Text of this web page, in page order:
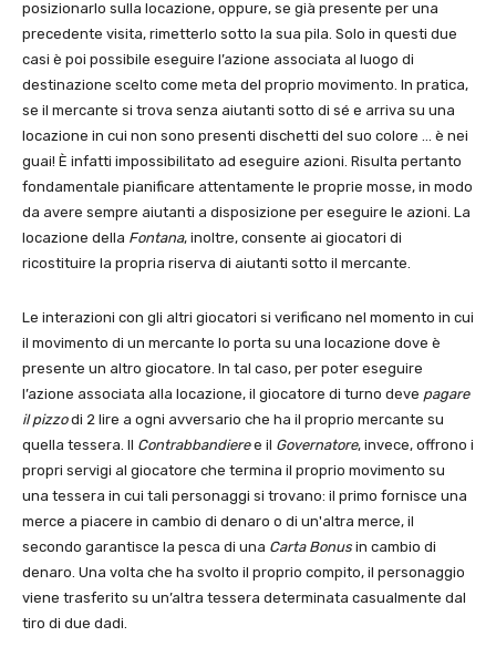
posizionarlo sulla locazione, oppure, se già presente per una
precedente visita, rimetterlo sotto la sua pila. Solo in questi due
casi è poi possibile eseguire l’azione associata al luogo di
destinazione scelto come meta del proprio movimento. In pratica,
se il mercante si trova senza aiutanti sotto di sé e arriva su una
locazione in cui non sono presenti dischetti del suo colore … è nei
guai! È infatti impossibilitato ad eseguire azioni. Risulta pertanto
fondamentale pianificare attentamente le proprie mosse, in modo
da avere sempre aiutanti a disposizione per eseguire le azioni. La
locazione della Fontana, inoltre, consente ai giocatori di
ricostituire la propria riserva di aiutanti sotto il mercante.
Le interazioni con gli altri giocatori si verificano nel momento in cui
il movimento di un mercante lo porta su una locazione dove è
presente un altro giocatore. In tal caso, per poter eseguire
l’azione associata alla locazione, il giocatore di turno deve pagare
il pizzodi 2 lire a ogni avversario che ha il proprio mercante su
quella tessera. Il Contrabbandieree il Governatore, invece, offrono i
propri servigi al giocatore che termina il proprio movimento su
una tessera in cui tali personaggi si trovano: il primo fornisce una
merce a piacere in cambio di denaro o di un'altra merce, il
secondo garantisce la pesca di una Carta Bonus in cambio di
denaro. Una volta che ha svolto il proprio compito, il personaggio
viene trasferito su un’altra tessera determinata casualmente dal
tiro di due dadi.